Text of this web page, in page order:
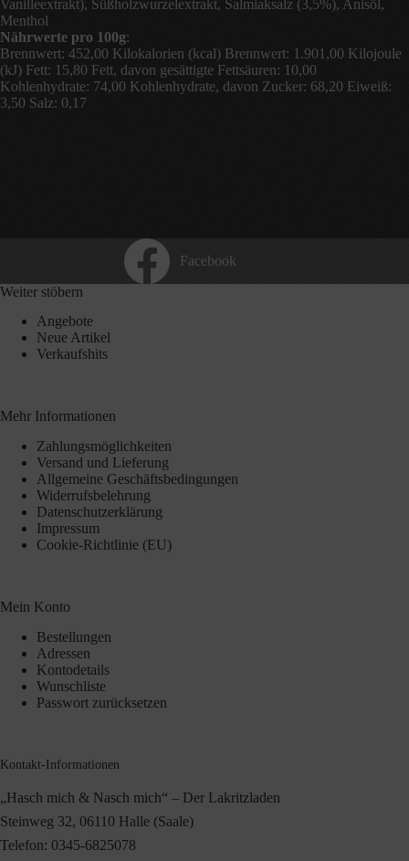
Vanilleextrakt), Süßholzwurzelextrakt, Salmiaksalz (3,5%), Anisöl,
Menthol
Nährwerte pro 100g:
Brennwert: 452,00 Kilokalorien (kcal) Brennwert: 1.901,00 Kilojoule
(kJ) Fett: 15,80 Fett, davon gesättigte Fettsäuren: 10,00
Kohlenhydrate: 74,00 Kohlenhydrate, davon Zucker: 68,20 Eiweiß:
3,50 Salz: 0,17
Facebook
Weiter stöbern
Angebote
Neue Artikel
Verkaufshits
Mehr Informationen
Zahlungsmöglichkeiten
Versand und Lieferung
Allgemeine Geschäftsbedingungen
Widerrufsbelehrung
Datenschutzerklärung
Impressum
Cookie-Richtlinie (EU)
Mein Konto
Bestellungen
Adressen
Kontodetails
Wunschliste
Passwort zurücksetzen
Kontakt-Informationen
„Hasch mich & Nasch mich“ – Der Lakritzladen
Steinweg 32, 06110 Halle (Saale)
Telefon: 0345-6825078